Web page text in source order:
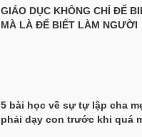
GIÁO DỤC KHÔNG CHỈ ĐỂ
MÀ LÀ ĐỂ BIẾT LÀM NGƯỜI
5 bài học về sự tự lập cha
phải dạy con trước khi quá